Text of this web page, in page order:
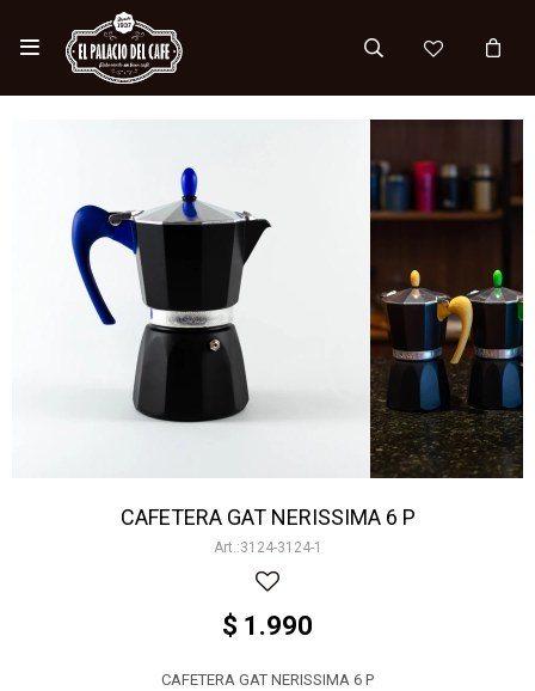

CAFETERA GAT NERISSIMA 6 P
3124-3124-1
$ 1.990
CAFETERA GAT NERISSIMA 6 P